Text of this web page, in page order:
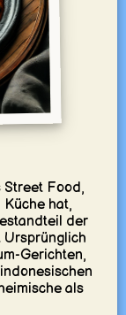
Street Food,
hat,
der
Ursprünglich
Gerichten,
als